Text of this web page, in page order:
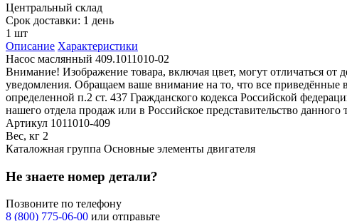
Центральный склад
Срок доставки: 1 день
1 шт
Описание Характеристики
Насос маслянный 409.1011010-02
Внимание! Изображение товара, включая цвет, могут отличаться от
уведомления. Обращаем ваше внимание на то, что все
определенной п.2 ст. 437 Гражданского кодекса Российской
нашего отдела продаж или в Российское представительство данного
Артикул 1011010-409
Вес, кг 2
Каталожная группа Основные элементы двигателя
Не знаете номер детали?
Позвоните по телефону
8 (800) 775-06-00 или отправьте